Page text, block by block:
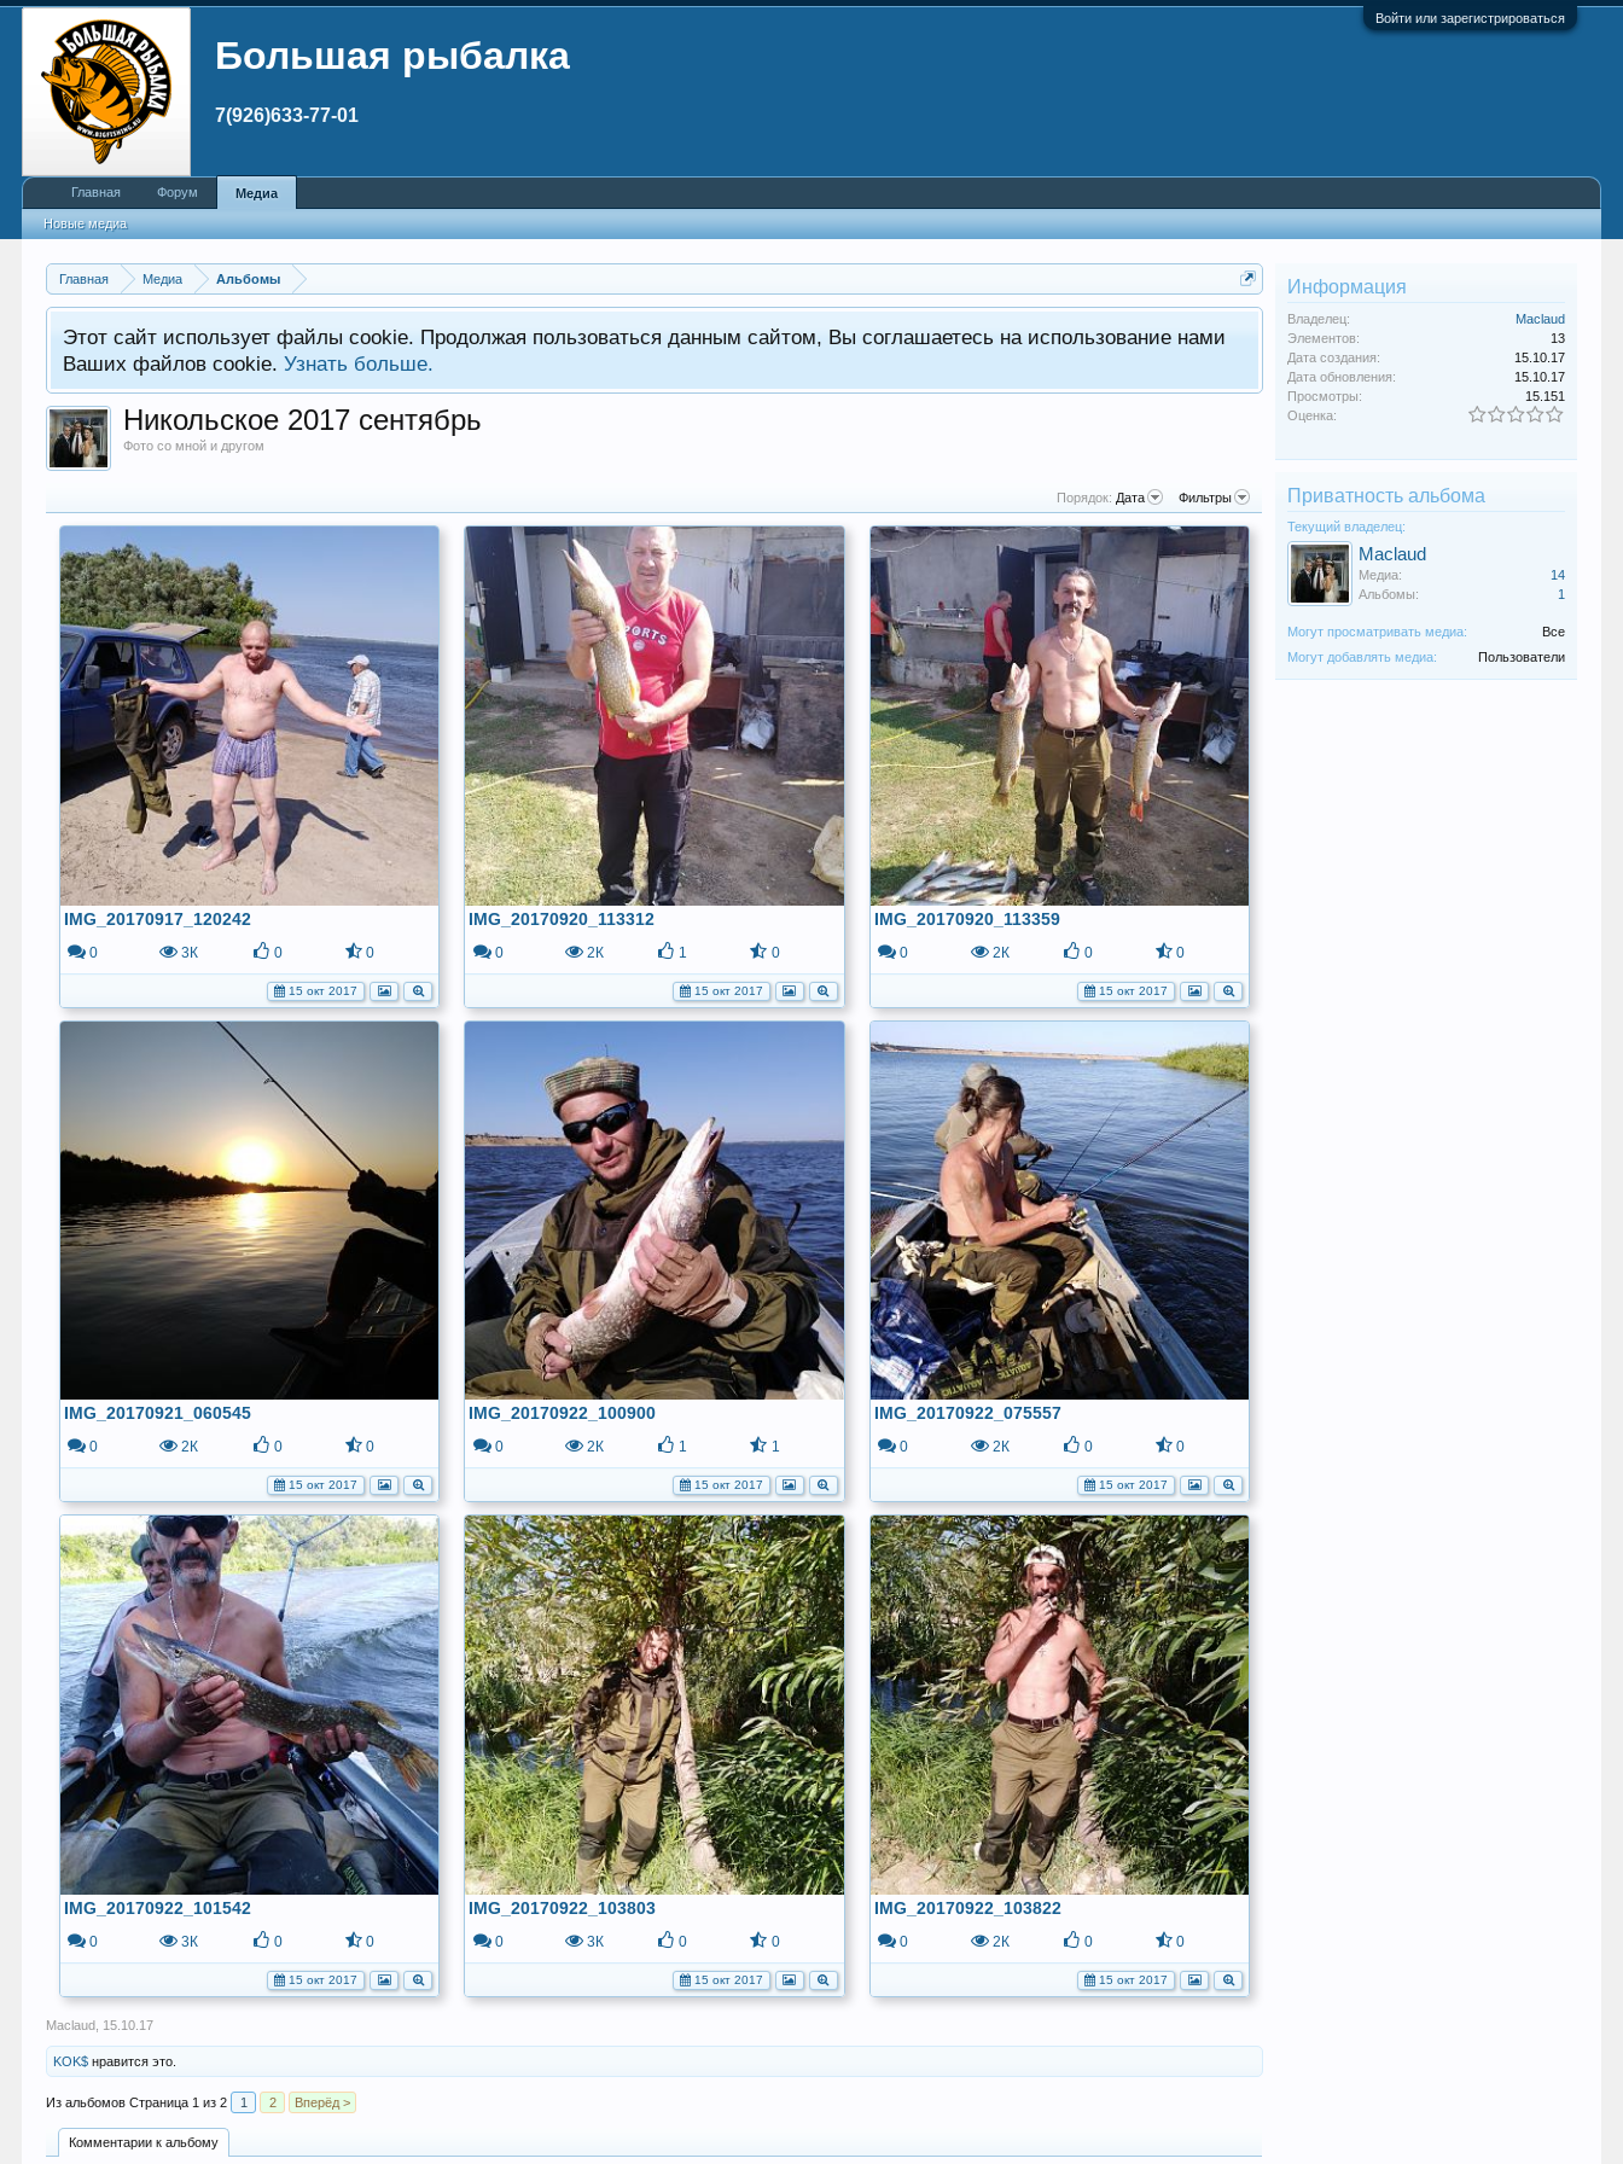
Войти или зарегистрироваться
Главная Медиа Альбомы
Этот сайт использует файлы cookie. Продолжая пользоваться данным сайтом, Вы соглашаетесь на использование нами
Ваших файлов cookie.Узнать больше.
Никольское 2017 сентябрь
Фото со мной и другом
Порядок: Дата Фильтры
IMG_20170917_120242
0 3К 0 0
15 окт 2017
IMG_20170920_113312
0 2К 1 0
15 окт 2017
IMG_20170920_113359
0 2К 0 0
15 окт 2017
IMG_20170921_060545
0 2К 0 0
15 окт 2017
IMG_20170922_100900
0 2К 1 1
15 окт 2017
IMG_20170922_075557
0 2К 0 0
15 окт 2017
IMG_20170922_101542
0 3К 0 0
15 окт 2017
IMG_20170922_103803
0 3К 0 0
15 окт 2017
IMG_20170922_103822
0 2К 0 0
15 окт 2017
Maclaud 15.10.17
KOK$ нравится это.
Страница 1 из 2 1 2 Вперёд >
Комментарии к альбому
Информация
Владелец:
Maclaud
Элементов:
13
Дата создания:
15.10.17
Дата обновления:
15.10.17
Просмотры:
15.151
Оценка:
Приватность альбома
Текущий владелец:
Maclaud
Медиа:
14
Альбомы:
1
Могут просматривать медиа:
Все
Могут добавлять медиа:
Пользователи
Большая рыбалка
7(926)633-77-01
Главная Форум Медиа
Новые медиа